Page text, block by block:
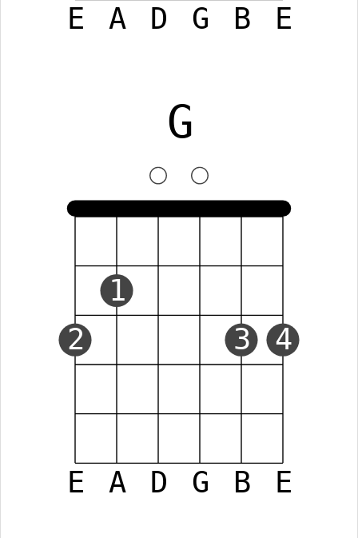
E A D G B E
G
E A D G B E
2
1
3
4